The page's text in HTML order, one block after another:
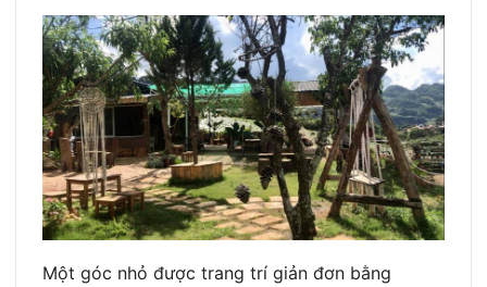
Một góc nhỏ được trang trí giản đơn bằng